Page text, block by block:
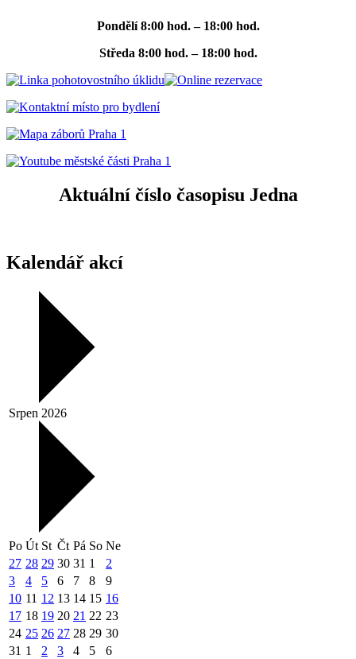
Pondělí 8:00 hod. – 18:00 hod.
Středa 8:00 hod. – 18:00 hod.
Aktuální číslo časopisu Jedna
Kalendář akcí
Srpen 2026
Po Út St Čt Pá So Ne
27 28 29 30 31 1
2
3
4 5 6 7 8
9
10 11 12 13 14 15 16
17 18 19 20 21 22 23
24 25 26 27 28 29 30
31 1 2 3 4 5 6